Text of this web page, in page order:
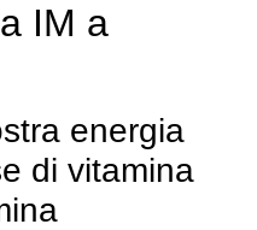
IM a
energia
di vitamina